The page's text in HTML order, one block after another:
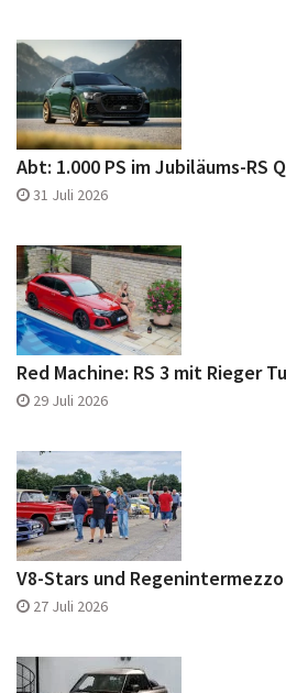
Abt: 1.000 PS im Jubiläums-RS
31 Juli 2026
Red Machine: RS 3 mit Rieger
29 Juli 2026
V8-Stars und
27 Juli 2026